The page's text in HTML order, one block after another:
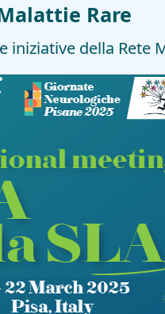
Rare
iniziative della Rete